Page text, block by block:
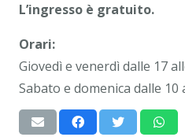
L’ingresso è gratuito.
Orari:
Giovedì e venerdì dalle 17
Sabato e domenica dalle 10